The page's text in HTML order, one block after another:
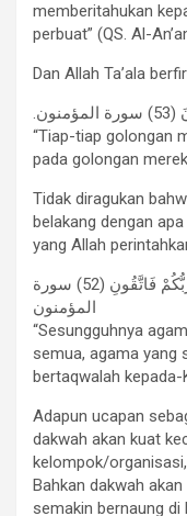
memberitahukan
perbuat” (QS. Al-
Dan Allah Ta’ala
“Tiap-tiap golongan
pada golongan
Tidak diragukan
belakang dengan
yang Allah
وَإِنَّ هَذِهِ أُمَّتُكُمْ أُمَّةً وَاحِدَةً وَأَنَا رَبُّكُمْ فَاتَّقُونِ (52) سورة
المؤمنون
“Sesungguhnya
semua, agama yang
bertaqwalah kepada-
Adapun ucapan
dakwah akan kuat
kelompok/
Bahkan dakwah
semakin bernaung di